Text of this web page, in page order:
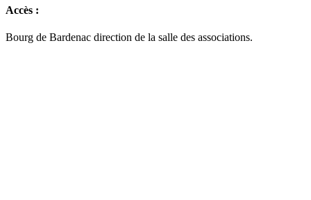
Accès :
Bourg de Bardenac direction de la salle des associations.